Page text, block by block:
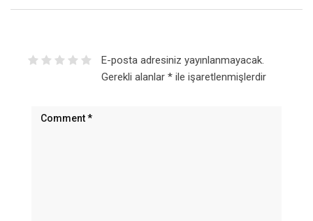
E-posta adresiniz yayınlanmayacak.
Gerekli alanlar *ile işaretlenmişlerdir